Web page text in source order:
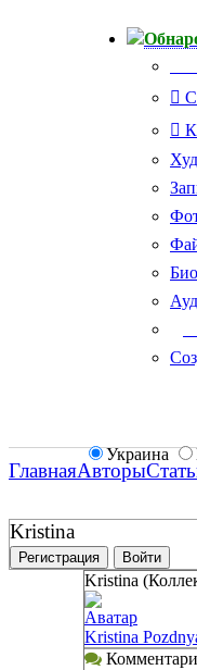
Украина
ГлавнаяАвторы
Kristina
Регистрация Войти
Kristina
Аватар
Kristina